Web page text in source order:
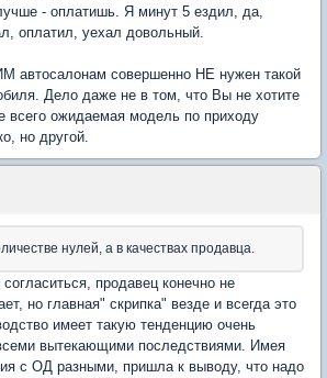
- оплатишь. Я минут 5 ездил, да,
оплатил, уехал довольный.
автосалонам совершенно НЕ нужен такой
Дело даже не в том, что Вы не хотите
всего ожидаемая модель по приходу
но другой.
нулей, а в качествах продавца.
продавец конечно не
но главная" скрипка" везде и всегда это
имеет такую тенденцию очень
вытекающими последствиями. Имея
с ОД разными, пришла к выводу, что надо